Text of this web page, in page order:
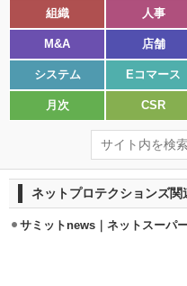
組織 人事
M&A 店舗
システム Eコマース
月次 CSR
ネットプロテクションズ関
サミットnews｜ネットスーパ